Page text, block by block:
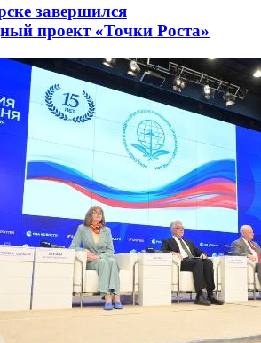
завершился
проект «Точки Роста»